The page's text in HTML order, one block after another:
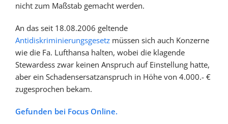
nicht zum Maßstab gemacht werden.
An das seit 18.08.2006 geltende
Antidiskriminierungsgesetz müssen sich auch Konzerne
wie die Fa. Lufthansa halten, wobei die klagende
Stewardess zwar keinen Anspruch auf Einstellung hatte,
aber ein Schadensersatzanspruch in Höhe von 4.000.- €
zugesprochen bekam.
Gefunden bei Focus Online.